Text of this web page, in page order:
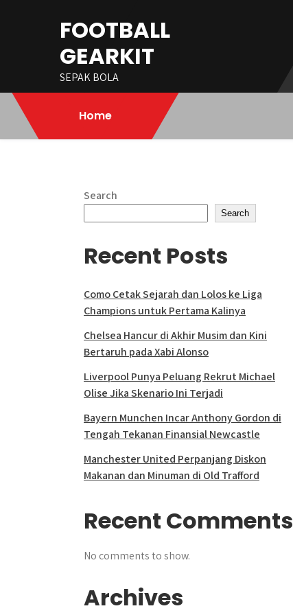
FOOTBALL
GEARKIT
SEPAK BOLA
Home
Search
Search
Recent Posts
Como Cetak Sejarah dan Lolos ke Liga
Champions untuk Pertama Kalinya
Chelsea Hancur di Akhir Musim dan Kini
Bertaruh pada Xabi Alonso
Liverpool Punya Peluang Rekrut Michael
Olise Jika Skenario Ini Terjadi
Bayern Munchen Incar Anthony Gordon di
Tengah Tekanan Finansial Newcastle
Manchester United Perpanjang Diskon
Makanan dan Minuman di Old Trafford
Recent Comments
No comments to show.
Archives